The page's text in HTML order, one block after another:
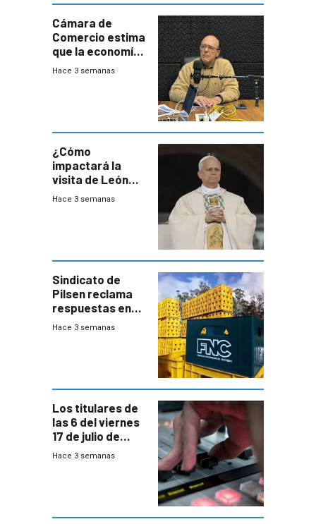
Cámara de
Comercio estima
que la economía
crecerá 1,6%
Hace 3 semanas
¿Cómo
impactará la
visita de León
XIV a Uruguay?
Hace 3 semanas
Sindicato de
Pilsen reclama
respuestas en
medio de
Hace 3 semanas
Los titulares de
las 6 del viernes
17 de julio de
2026
Hace 3 semanas